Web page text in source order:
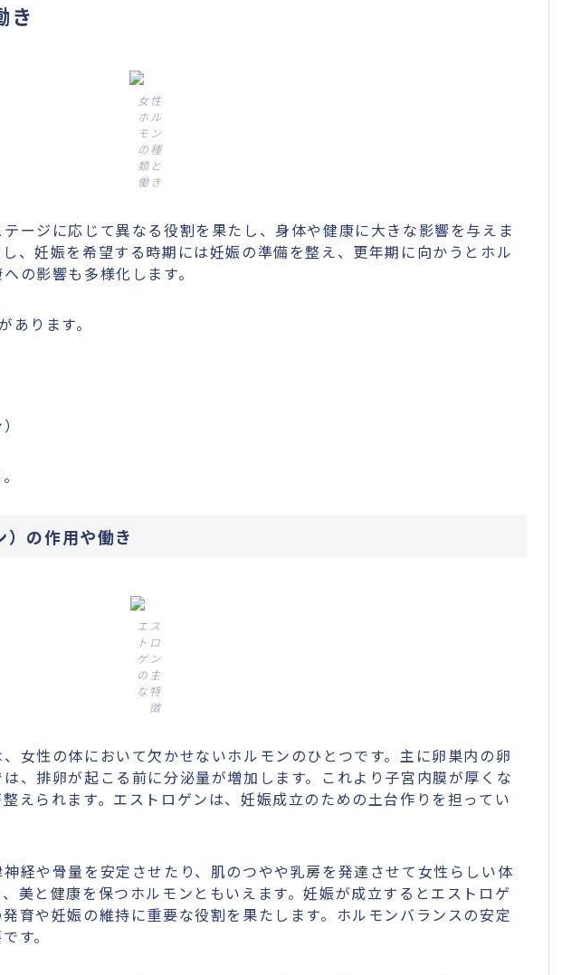
き
女性
ホル
モン
の種
類と
働き
ージに応じて異なる役割を果たし、身体や健康に大きな影響を与えま
、妊娠を希望する時期には妊娠の準備を整え、更年期に向かうとホル
の影響も多様化します。
ります。
の作用や働き
エス
トロ
ゲン
の主
な特
徴
女性の体において欠かせないホルモンのひとつです。主に卵巣内の卵
、排卵が起こる前に分泌量が増加します。これより子宮内膜が厚くな
えられます。エストロゲンは、妊娠成立のための土台作りを担ってい
経や骨量を安定させたり、肌のつやや乳房を発達させて女性らしい体
美と健康を保つホルモンともいえます。妊娠が成立するとエストロゲ
育や妊娠の維持に重要な役割を果たします。ホルモンバランスの安定
す。